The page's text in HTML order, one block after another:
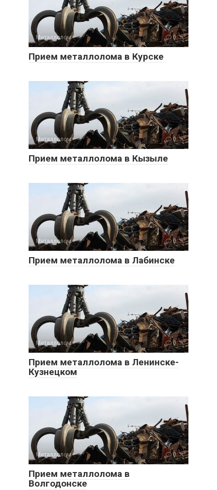
Металлолом 0
Прием металлолома в Курске
Металлолом 0
Прием металлолома в Кызыле
Металлолом 0
Прием металлолома в Лабинске
Металлолом 0
Прием металлолома в Ленинске-
Кузнецком
Металлолом 0
Прием металлолома в
Волгодонске